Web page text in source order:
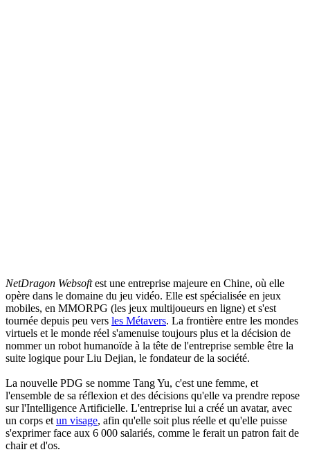
NetDragon Websoftest une entreprise majeure en Chine, où elle
opère dans le domaine du jeu vidéo. Elle est spécialisée en jeux
mobiles, en MMORPG (les jeux multijoueurs en ligne) et s'est
tournée depuis peu vers les Métavers. La frontière entre les mondes
virtuels et le monde réel s'amenuise toujours plus et la décision de
nommer un robot humanoïde à la tête de l'entreprise semble être la
suite logique pour Liu Dejian, le fondateur de la société.
La nouvelle PDG se nomme Tang Yu, c'est une femme, et
l'ensemble de sa réflexion et des décisions qu'elle va prendre repose
sur l'Intelligence Artificielle. L'entreprise lui a créé un avatar, avec
un corps et un visage, afin qu'elle soit plus réelle et qu'elle puisse
s'exprimer face aux 6 000 salariés, comme le ferait un patron fait de
chair et d'os.